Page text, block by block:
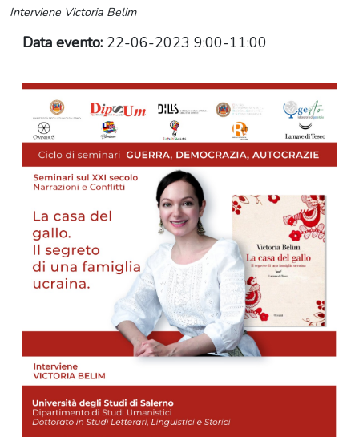
Interviene Victoria Belim
Data evento: 22-06-2023 9:00-11:00